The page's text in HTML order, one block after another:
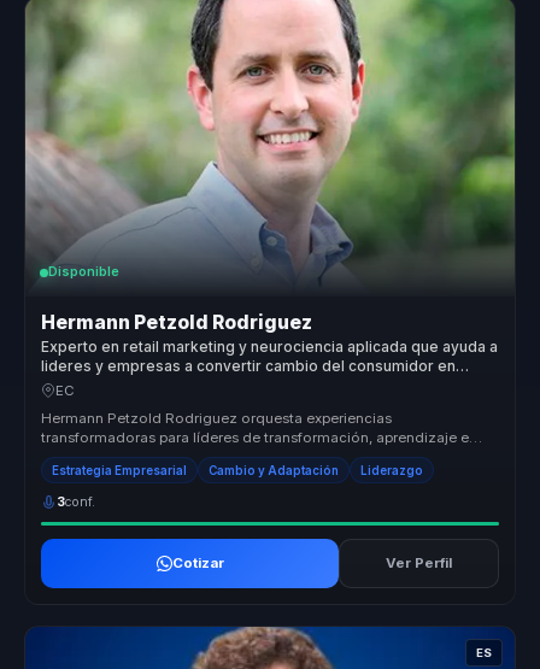
Disponible
Hermann Petzold Rodriguez
Experto en retail marketing y neurociencia aplicada que ayuda a
lideres y empresas a convertir cambio del consumidor en
decisiones y ventaja competitiva.
EC
Hermann Petzold Rodriguez orquesta experiencias
transformadoras para líderes de transformación, aprendizaje e
innovación organizacional, ...
Estrategia Empresarial Cambio y Adaptación Liderazgo
3conf.
Cotizar Ver Perfil
ES